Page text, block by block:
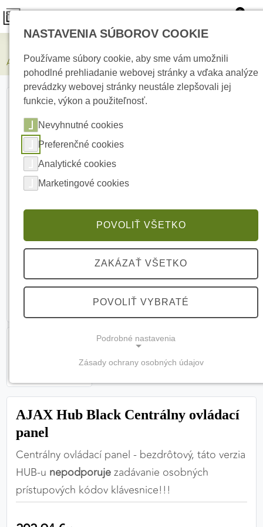
0
AJAX Hub Black Centrálny ovládací panel
AJAX Hub Black Centrálny ovládací
panel
Centrálny ovládací panel - bezdrôtový, táto verzia
HUB-u nepodporujezadávanie osobných
prístupových kódov klávesnice!!!
NASTAVENIA SÚBOROV COOKIE
Používame súbory cookie, aby sme vám umožnili
pohodlné prehliadanie webovej stránky a vďaka analýze
prevádzky webovej stránky neustále zlepšovali jej
funkcie, výkon a použiteľnosť.
Nevyhnutné cookies
Preferenčné cookies
Analytické cookies
Marketingové cookies
POVOLIŤ VŠETKO
ZAKÁZAŤ VŠETKO
POVOLIŤ VYBRATÉ
Podrobné nastavenia
(vždy aktívne, nemožno vypnúť)
Tieto cookies sú potrebné na správne fungovanie
webovej stránky a bez nich by nebolo možné
Nevyhnutné cookies
PREFERENČNÉ COOKIES
Zásady ochrany osobných údajov